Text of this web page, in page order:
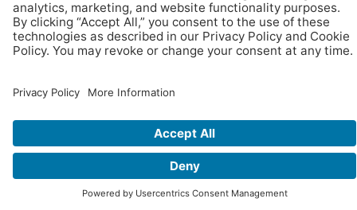
Belgium
Tel. +32 58 22 21 11
http://www.marelec.com
©Marelec Food Technologies |Global Privacy Policy|Privacy Policy
Disclaimer |Cookie Policy